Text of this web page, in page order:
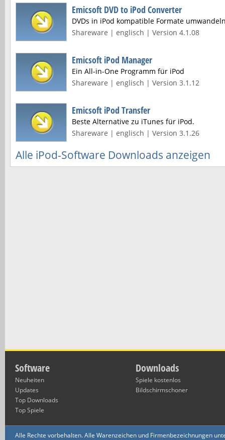
Emicsoft DVD to iPod Converter
DVDs in iPod kompatible Formate
Shareware | englisch | Version 4.1.08
Emicsoft iPod Manager
Ein All-in-One Programm für iPod
Shareware | englisch | Version 3.1.12
Emicsoft iPod Transfer
Beste Alternative zu iTunes für iPod.
Shareware | englisch | Version 3.1.26
Alle iPod-Software Downloads anzeigen
Software
Neuheiten
Updates
Top Downloads
Top Spiele
Downloads
Spiele kostenlos
Bildschirmschoner
Alle Rechte vorbehalten. Alle Warenzeichen und Firmenbezeichnungen